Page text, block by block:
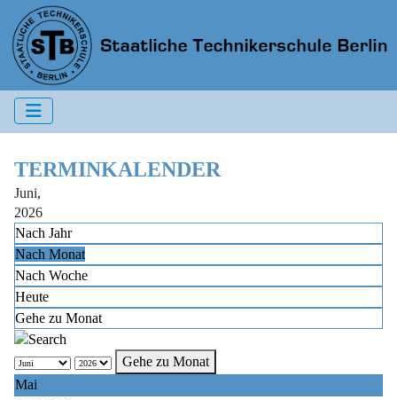
TERMINKALENDER
Juni,
2026
Nach Jahr
Nach Monat
Nach Woche
Heute
Gehe zu Monat
Gehe zu Monat
Mai